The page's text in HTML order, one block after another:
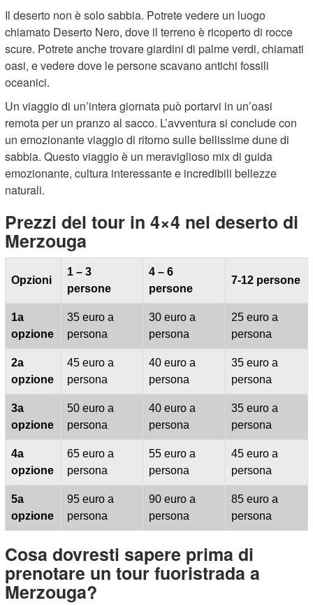
Il deserto non è solo sabbia. Potrete vedere un luogo
chiamato Deserto Nero, dove il terreno è ricoperto di rocce
scure. Potrete anche trovare giardini di palme verdi, chiamati
oasi, e vedere dove le persone scavano antichi fossili
oceanici.
Un viaggio di un’intera giornata può portarvi in un’oasi
remota per un pranzo al sacco. L’avventura si conclude con
un emozionante viaggio di ritorno sulle bellissime dune di
sabbia. Questo viaggio è un meraviglioso mix di guida
emozionante, cultura interessante e incredibili bellezze
naturali.
Prezzi del tour in 4×4 nel deserto di
Merzouga
Opzioni
1 – 3
persone
4 – 6
persone
7-12 persone
1a
opzione
35 euro a
persona
30 euro a
persona
25 euro a
persona
2a
opzione
45 euro a
persona
40 euro a
persona
35 euro a
persona
3a
opzione
50 euro a
persona
40 euro a
persona
35 euro a
persona
4a
opzione
65 euro a
persona
55 euro a
persona
45 euro a
persona
5a
opzione
95 euro a
persona
90 euro a
persona
85 euro a
persona
Cosa dovresti sapere prima di
prenotare un tour fuoristrada a
Merzouga?